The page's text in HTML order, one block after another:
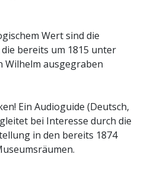
Wert sind die
bereits um 1815 unter
Wilhelm ausgegraben
Ein Audioguide (Deutsch,
bei Interesse durch die
in den bereits 1874